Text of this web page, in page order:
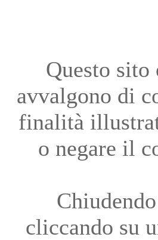
Questo
avvalgono di
finalità
o negare il
cliccando su